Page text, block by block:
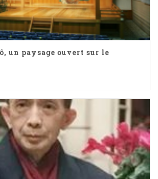
un paysage ouvert sur le